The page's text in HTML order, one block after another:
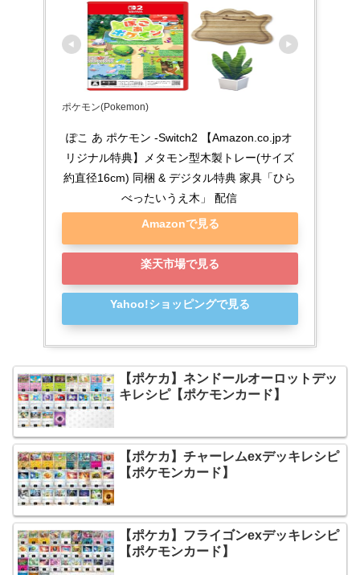
ポケモン(Pokemon)
ぽこ あ ポケモン -Switch2 【Amazon.co.jpオ
リジナル特典】メタモン型木製トレー(サイズ
約直径16cm) 同梱 & デジタル特典 家具「ひら
べったいうえ木」 配信
Amazonで見る
楽天市場で見る
Yahoo!ショッピングで見る
【ポケカ】ネンドールオーロットデッ
キレシピ【ポケモンカード】
【ポケカ】チャーレムexデッキレシピ
【ポケモンカード】
【ポケカ】フライゴンexデッキレシピ
【ポケモンカード】